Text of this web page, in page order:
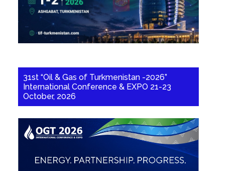
31st “Oil & Gas of Turkmenistan -2026”
International Conference & EXPO 21-23
October, 2026